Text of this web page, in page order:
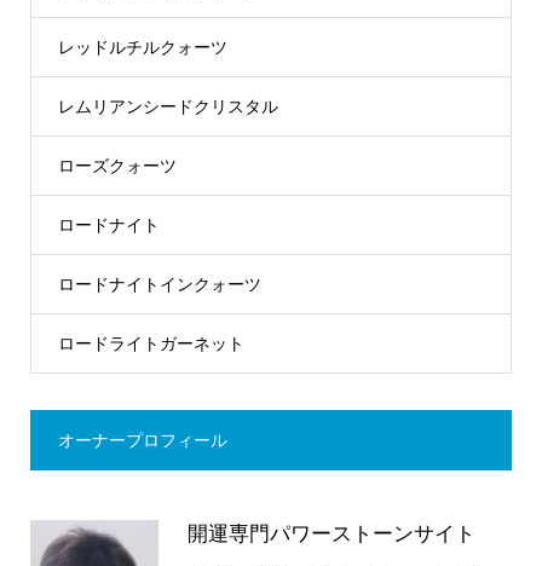
レッドルチルクォーツ
レムリアンシードクリスタル
ローズクォーツ
ロードナイト
ロードナイトインクォーツ
ロードライトガーネット
オーナープロフィール
開運専門パワーストーンサイト